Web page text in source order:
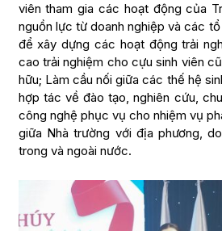
viên tham gia các hoạt động của
nguồn lực từ doanh nghiệp và các
để xây dựng các hoạt động trải
cao trải nghiệm cho cựu sinh viên
hữu; Làm cầu nối giữa các thế hệ
hợp tác về đào tạo, nghiên cứu,
công nghệ phục vụ cho nhiệm vụ
giữa Nhà trường với địa phương,
trong và ngoài nước.